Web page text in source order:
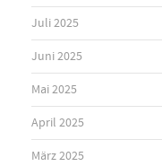
Juli 2025
Juni 2025
Mai 2025
April 2025
März 2025